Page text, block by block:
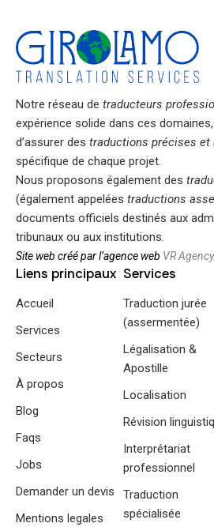
Notre réseau de traducteurs
expérience solide dans ces
d’assurer des traductions précises et
spécifique de chaque projet.
Nous proposons également des
(également appelées traductions
documents officiels destinés aux
tribunaux ou aux institutions.
Site web créé par l’agence web VR Agency.
Liens principaux
Accueil
Services
Secteurs
À propos
Blog
Faqs
Jobs
Demander un devis
Mentions legales
Services
Traduction jurée
(assermentée)
Légalisation &
Apostille
Localisation
Révision
Interprétariat
professionnel
Traduction
spécialisée